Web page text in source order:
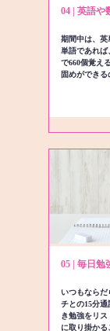
04 | 英語や
期間中は、英
単語であれば
で660個覚え
固めができる
05 | 毎日勉
いつもならだ
チとの15分
き勉強をリ
に取り掛かる